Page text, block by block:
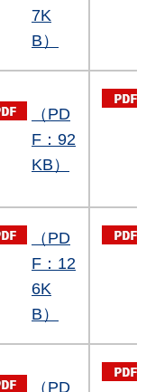
7K
B）
（PD
F：92
KB）
（PD
F：12
6K
B）
（PD